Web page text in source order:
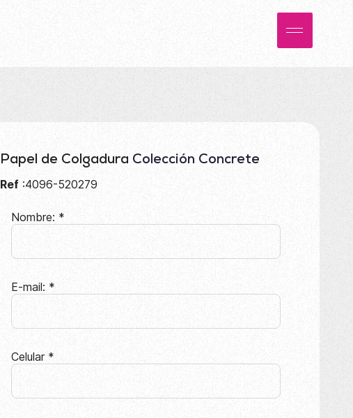
Papel de Colgadura Colección Concrete
Ref:4096-520279
Nombre: *
E-mail: *
Celular *